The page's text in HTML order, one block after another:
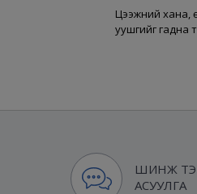
Цээжний хана,
уушгийг гадна
ШИНЖ
АСУУЛГА